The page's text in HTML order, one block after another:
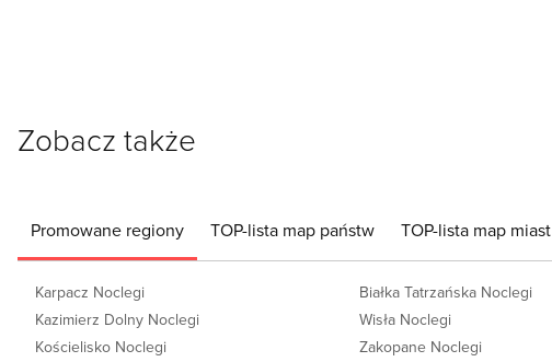
Zobacz także
Promowane regiony TOP-lista map państw TOP-lista map miast
Karpacz Noclegi
Kazimierz Dolny Noclegi
Kościelisko Noclegi
Białka Tatrzańska Noclegi
Wisła Noclegi
Zakopane Noclegi